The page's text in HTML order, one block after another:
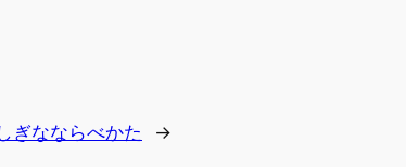
ぎなならべかた →